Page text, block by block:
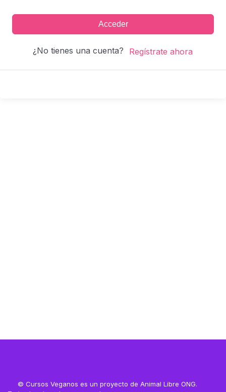
Acceder
¿No tienes una cuenta? Regístrate ahora
© Cursos Veganos es un proyecto de Animal Libre ONG.